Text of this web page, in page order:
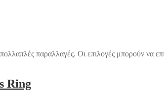
παραλλαγές. Οι επιλογές μπορούν να
Ring